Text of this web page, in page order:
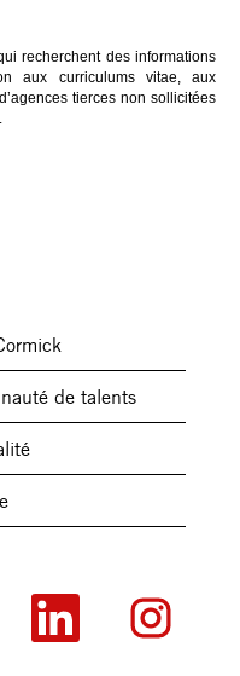
recherchent des informations
aux curriculums vitae, aux
tierces non sollicitées
de talents
S
o
S